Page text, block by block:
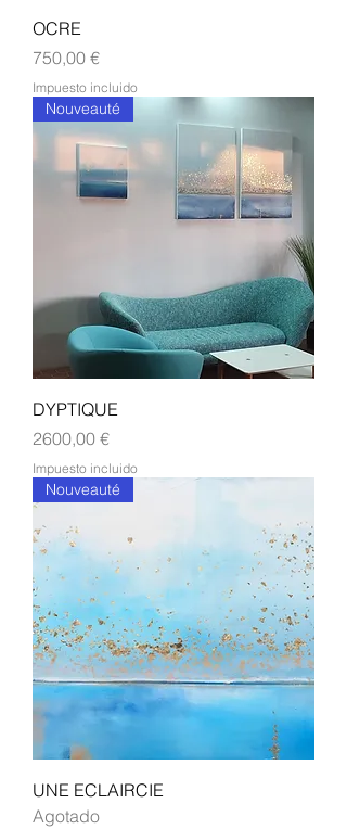
OCRE
Precio
750,00 €
Impuesto incluido
Nouveauté
DYPTIQUE
Precio
2600,00 €
Impuesto incluido
Nouveauté
UNE ECLAIRCIE
Agotado